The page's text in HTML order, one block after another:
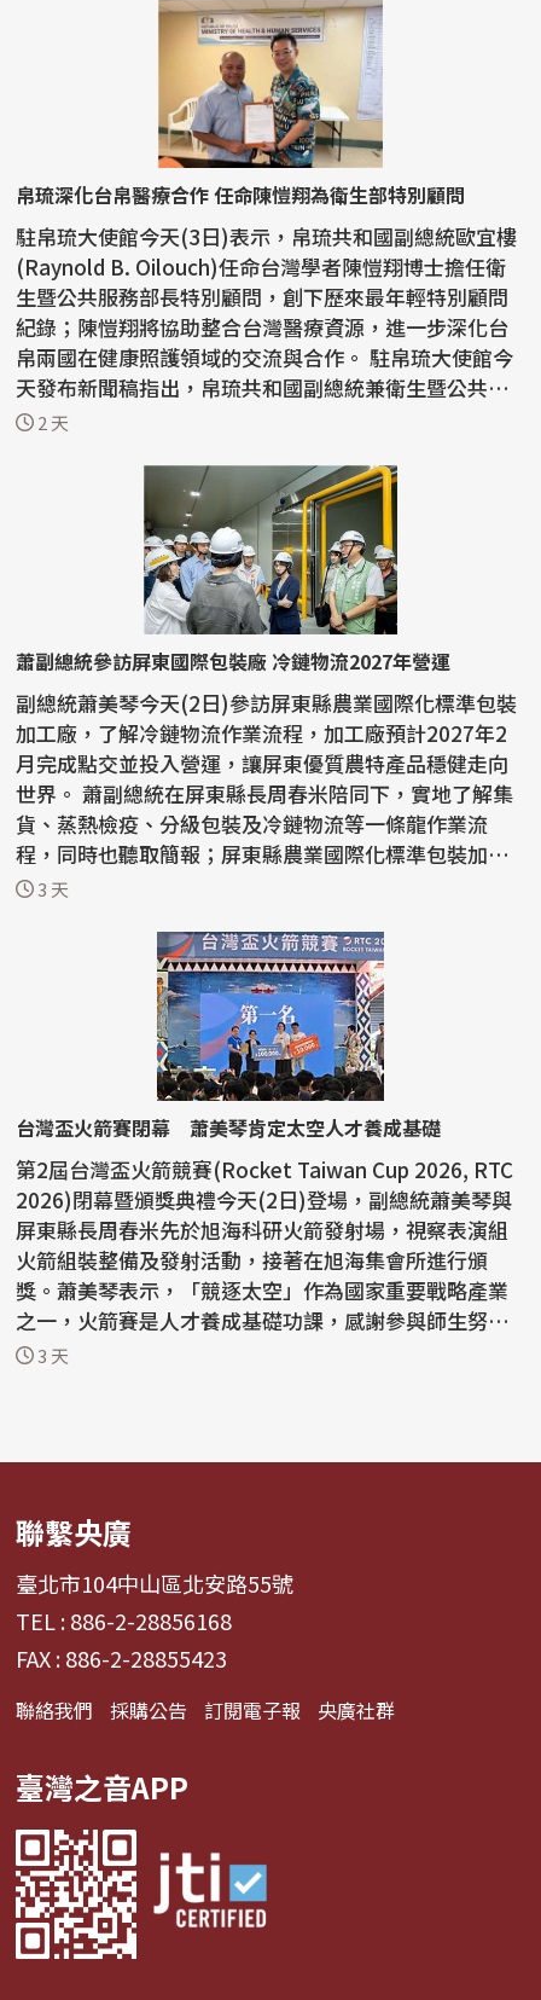
帛琉深化台帛醫療合作 任命陳愷翔為衛生部特別顧問
駐帛琉大使館今天(3日)表示，帛琉共和國副總統歐宜樓
(Raynold B. Oilouch)任命台灣學者陳愷翔博士擔任衛
生暨公共服務部長特別顧問，創下歷來最年輕特別顧問
紀錄；陳愷翔將協助整合台灣醫療資源，進一步深化台
帛兩國在健康照護領域的交流與合作。 駐帛琉大使館今
天發布新聞稿指出，帛琉共和國副總統兼衛生暨公共服
務部...
2 天
蕭副總統參訪屏東國際包裝廠 冷鏈物流2027年營運
副總統蕭美琴今天(2日)參訪屏東縣農業國際化標準包裝
加工廠，了解冷鏈物流作業流程，加工廠預計2027年2
月完成點交並投入營運，讓屏東優質農特產品穩健走向
世界。 蕭副總統在屏東縣長周春米陪同下，實地了解集
貨、蒸熱檢疫、分級包裝及冷鏈物流等一條龍作業流
程，同時也聽取簡報；屏東縣農業國際化標準包裝加工
廠斥資新...
3 天
台灣盃火箭賽閉幕 蕭美琴肯定太空人才養成基礎
第2屆台灣盃火箭競賽(Rocket Taiwan Cup 2026, RTC
2026)閉幕暨頒獎典禮今天(2日)登場，副總統蕭美琴與
屏東縣長周春米先於旭海科研火箭發射場，視察表演組
火箭組裝整備及發射活動，接著在旭海集會所進行頒
獎。蕭美琴表示，「競逐太空」作為國家重要戰略產業
之一，火箭賽是人才養成基礎功課，感謝參與師生努
力。 蕭副總...
3 天
聯繫央廣
臺北市104中山區北安路55號
TEL : 886-2-28856168
FAX : 886-2-28855423
聯絡我們 採購公告 訂閱電子報 央廣社群
臺灣之音APP